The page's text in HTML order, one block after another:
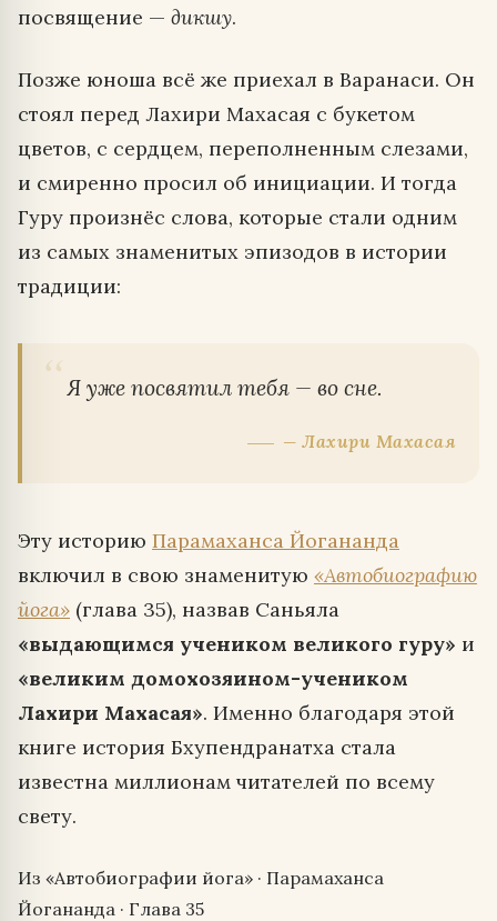
посвящение — дикшу.
Позже юноша всё же приехал в Варанаси. Он
стоял перед Лахири Махасая с букетом
цветов, с сердцем, переполненным слезами,
и смиренно просил об инициации. И тогда
Гуру произнёс слова, которые стали одним
из самых знаменитых эпизодов в истории
традиции:
Я уже посвятил тебя — во сне.
— Лахири Махасая
Эту историю Парамаханса Йогананда
включил в свою знаменитую «Автобиографию
йога» (глава 35), назвав Саньяла
«выдающимся учеником великого гуру» и
«великим домохозяином-учеником
Лахири Махасая». Именно благодаря этой
книге история Бхупендранатха стала
известна миллионам читателей по всему
свету.
Из «Автобиографии йога» · Парамаханса
Йогананда · Глава 35